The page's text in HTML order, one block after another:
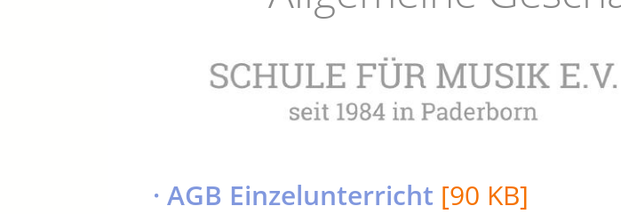
· AGB Einzelunterricht [90 KB]